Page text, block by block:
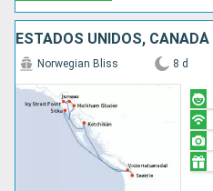
ESTADOS UNIDOS, CANADÁ
Norwegian Bliss 8 d